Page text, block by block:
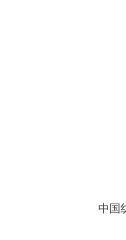
中国